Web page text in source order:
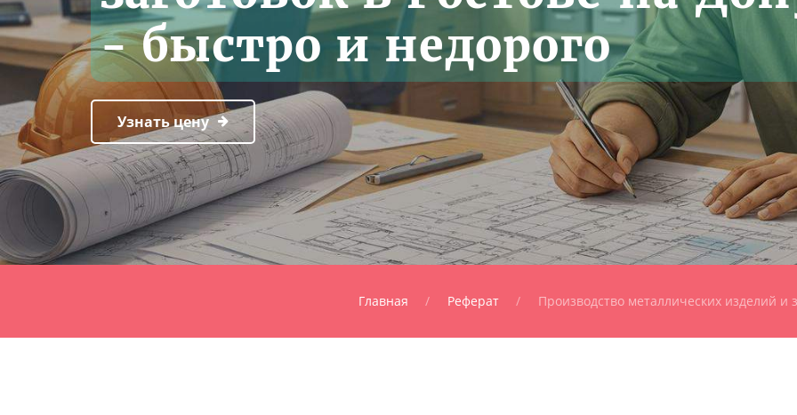
- быстро и недорого
Узнать цену
Главная Реферат Производство металлических изделий и